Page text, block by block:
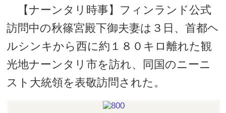
【ナーンタリ時事】フィンランド公式
訪問中の秋篠宮殿下御夫妻は３日、首都ヘ
ルシンキから西に約１８０キロ離れた観
光地ナーンタリ市を訪れ、同国のニーニ
スト大統領を表敬訪問された。